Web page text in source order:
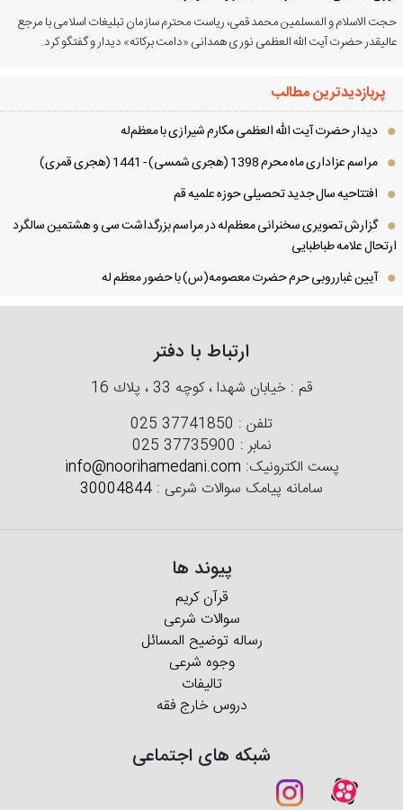
الاسلام و المسلمین محمد قمی، ریاست محترم سازمان تبلیغات اسلامی با مرجع
حضرت آیت الله العظمی نوری همدانی «دامت برکاته» دیدار و گفتگو کرد.
پربازدیدترین مطالب
دیدار حضرت آیت الله العظمی مكارم شیرازی با معظم‌له
مراسم عزاداری ماه محرم 1398 (هجری شمسی) - 1441 (هجری قمری)
افتتاحیه سال جدید تحصیلی حوزه علمیه قم
گزارش تصویری سخنرانی معظم‌له در مراسم بزرگداشت سی و هشتمین سالگرد
علامه طباطبایی
آیین غبارروبی حرم حضرت معصومه(س) با حضور معظم له
ارتباط با دفتر
قم : خیابان شهدا ، كوچه 33 ، پلاك 16
تلفن :025 37741850
نمابر :025 37735900
پست الکترونیک:info@noorihamedani.com
سامانه پیامک سوالات شرعی : 30004844
پیوند ها
قرآن کریم
سوالات شرعی
رساله توضیح المسائل
وجوه شرعی
تالیفات
دروس خارج فقه
شبکه های اجتماعی